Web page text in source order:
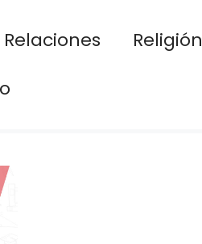
Relaciones Religión